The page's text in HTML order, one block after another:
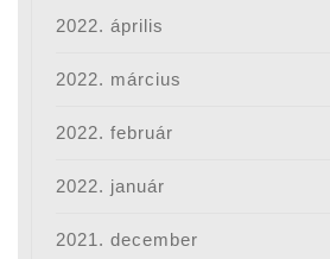
2022. április
2022. március
2022. február
2022. január
2021. december